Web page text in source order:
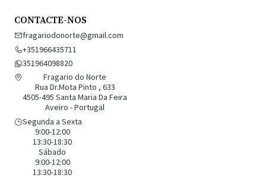
CONTACTE-NOS
fragariodonorte@gmail.com
+351966435711
351964098820
Fragario do Norte
Rua Dr.Mota Pinto , 633
4505-495 Santa Maria Da Feira
Aveiro - Portugal
Segunda a Sexta
9:00-12:00
13:30-18:30
Sábado
9:00-12:00
13:30-18:30